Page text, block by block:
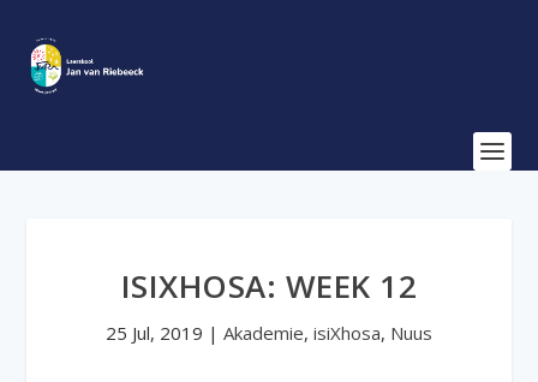
ISIXHOSA: WEEK 12
25 Jul, 2019 | Akademie, isiXhosa, Nuus